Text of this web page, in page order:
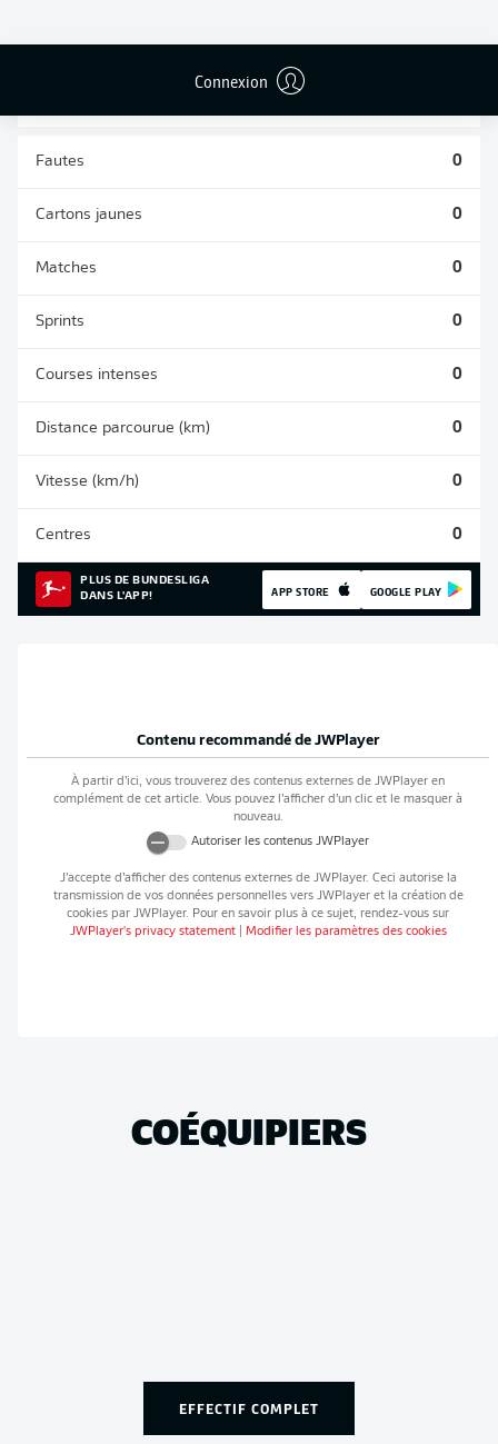
Connexion
0 0
Fautes 0
Cartons jaunes 0
Matches 0
Sprints 0
Courses intenses 0
Distance parcourue (km) 0
Vitesse (km/h) 0
Centres 0
PLUS DE BUNDESLIGA
DANS L'APP!
APP STORE GOOGLE PLAY
Contenu recommandé de JWPlayer
À partir d’ici, vous trouverez des contenus externes de JWPlayer en
complément de cet article. Vous pouvez l’afficher d’un clic et le masquer à
nouveau.
Autoriser les contenus JWPlayer
J’accepte d’afficher des contenus externes de JWPlayer. Ceci autorise la
transmission de vos données personnelles vers JWPlayeret la création de
cookies par JWPlayer. Pour en savoir plus à ce sujet, rendez-vous sur
JWPlayer's privacy statement| Modifier les paramètres des cookies
COÉQUIPIERS
EFFECTIF COMPLET